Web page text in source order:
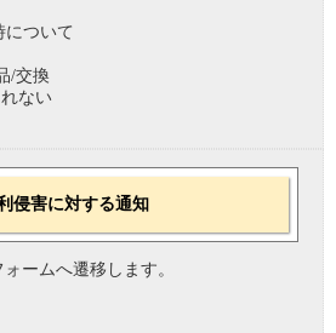
について
/交換
ない
侵害に対する通知
ォームへ遷移します。